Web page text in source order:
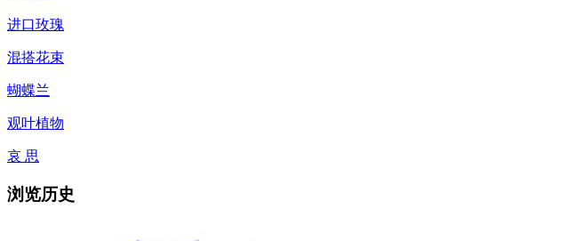
进口玫瑰
混搭花束
蝴蝶兰
观叶植物
哀 思
浏览历史